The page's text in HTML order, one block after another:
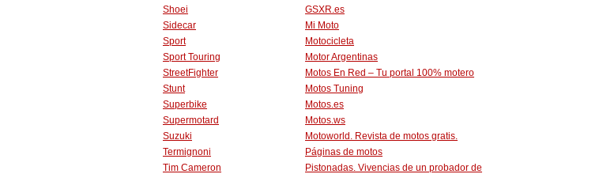
Shoei
Sidecar
Sport
Sport Touring
StreetFighter
Stunt
Superbike
Supermotard
Suzuki
Termignoni
Tim Cameron
GSXR.es
Mi Moto
Motocicleta
Motor Argentinas
Motos En Red – Tu portal 100% motero
Motos Tuning
Motos.es
Motos.ws
Motoworld. Revista de motos gratis.
Páginas de motos
Pistonadas. Vivencias de un probador de